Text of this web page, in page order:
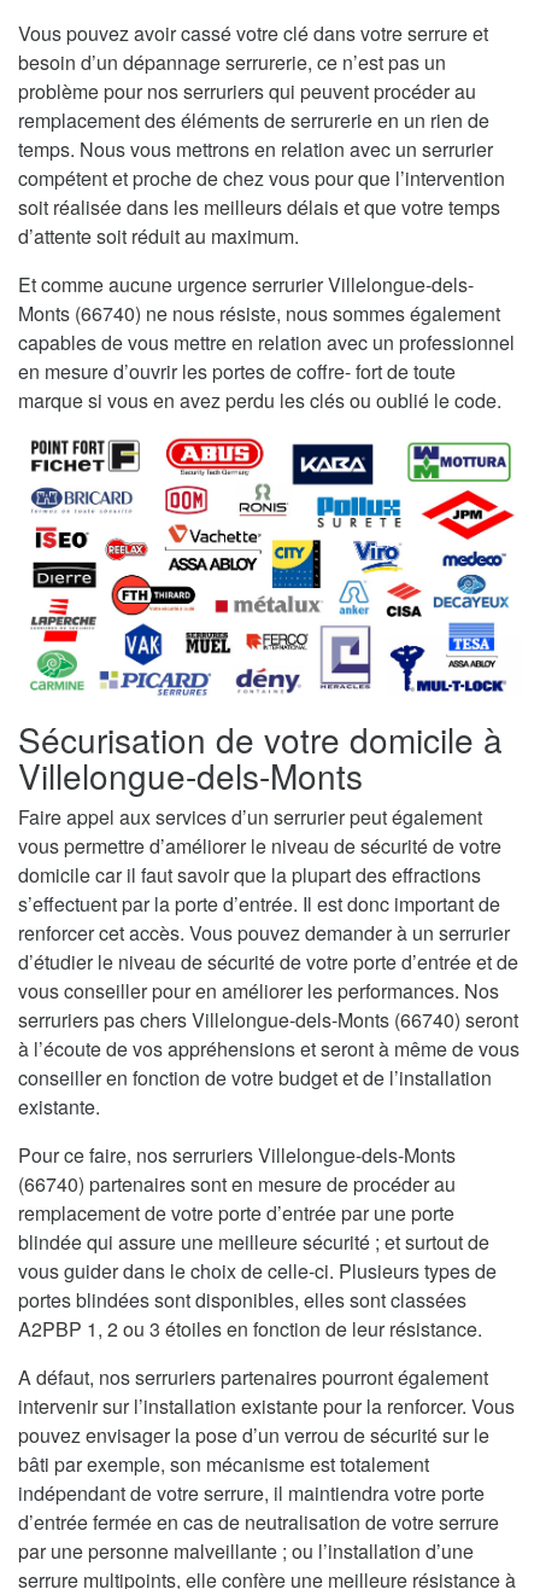
Vous pouvez avoir cassé votre clé dans votre serrure et
besoin d’un dépannage serrurerie, ce n’est pas un
problème pour nos serruriers qui peuvent procéder au
remplacement des éléments de serrurerie en un rien de
temps. Nous vous mettrons en relation avec un serrurier
compétent et proche de chez vous pour que l’intervention
soit réalisée dans les meilleurs délais et que votre temps
d’attente soit réduit au maximum.
Et comme aucune urgence serrurier Villelongue-dels-
Monts (66740) ne nous résiste, nous sommes également
capables de vous mettre en relation avec un professionnel
en mesure d’ouvrir les portes de coffre- fort de toute
marque si vous en avez perdu les clés ou oublié le code.
Sécurisation de votre domicile à
Villelongue-dels-Monts
Faire appel aux services d’un serrurier peut également
vous permettre d’améliorer le niveau de sécurité de votre
domicile car il faut savoir que la plupart des effractions
s’effectuent par la porte d’entrée. Il est donc important de
renforcer cet accès. Vous pouvez demander à un serrurier
d’étudier le niveau de sécurité de votre porte d’entrée et de
vous conseiller pour en améliorer les performances. Nos
serruriers pas chers Villelongue-dels-Monts (66740) seront
à l’écoute de vos appréhensions et seront à même de vous
conseiller en fonction de votre budget et de l’installation
existante.
Pour ce faire, nos serruriers Villelongue-dels-Monts
(66740) partenaires sont en mesure de procéder au
remplacement de votre porte d’entrée par une porte
blindée qui assure une meilleure sécurité ; et surtout de
vous guider dans le choix de celle-ci. Plusieurs types de
portes blindées sont disponibles, elles sont classées
A2PBP 1, 2 ou 3 étoiles en fonction de leur résistance.
A défaut, nos serruriers partenaires pourront également
intervenir sur l’installation existante pour la renforcer. Vous
pouvez envisager la pose d’un verrou de sécurité sur le
bâti par exemple, son mécanisme est totalement
indépendant de votre serrure, il maintiendra votre porte
d’entrée fermée en cas de neutralisation de votre serrure
par une personne malveillante ; ou l’installation d’une
serrure multipoints, elle confère une meilleure résistance à